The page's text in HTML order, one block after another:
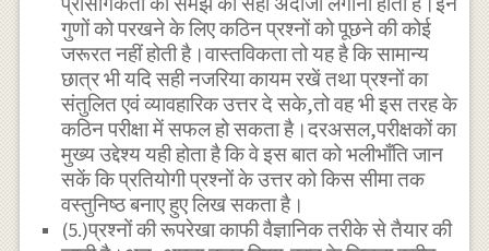
गुणों को परखने के लिए कठिन प्रश्नों को पूछने की कोई
जरूरत नहीं होती है।वास्तविकता तो यह है कि सामान्य
छात्र भी यदि सही नजरिया कायम रखें तथा प्रश्नों का
संतुलित एवं व्यावहारिक उत्तर दे सके,तो वह भी इस तरह के
कठिन परीक्षा में सफल हो सकता है।दरअसल,परीक्षकों का
मुख्य उद्देश्य यही होता है कि वे इस बात को भलीभाँति जान
सकें कि प्रतियोगी प्रश्नों के उत्तर को किस सीमा तक
वस्तुनिष्ठ बनाए हुए लिख सकता है।
(5.)प्रश्नों की रूपरेखा काफी वैज्ञानिक तरीके से तैयार की